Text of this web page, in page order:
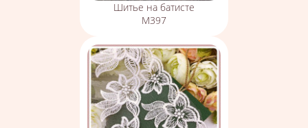
Шитье на батисте
М397